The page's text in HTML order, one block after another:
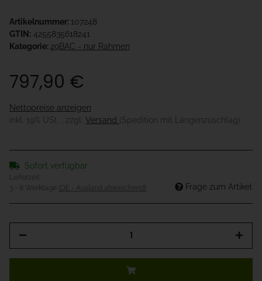
Artikelnummer: 107248
GTIN: 4255835618241
Kategorie: 29BAC - nur Rahmen
797,90 €
Nettopreise anzeigen
inkl. 19% USt. , zzgl. Versand (Spedition mit Längenzuschlag)
Sofort verfügbar
Lieferzeit:
3 - 8 Werktage
(DE - Ausland abweichend) Frage zum Artikel